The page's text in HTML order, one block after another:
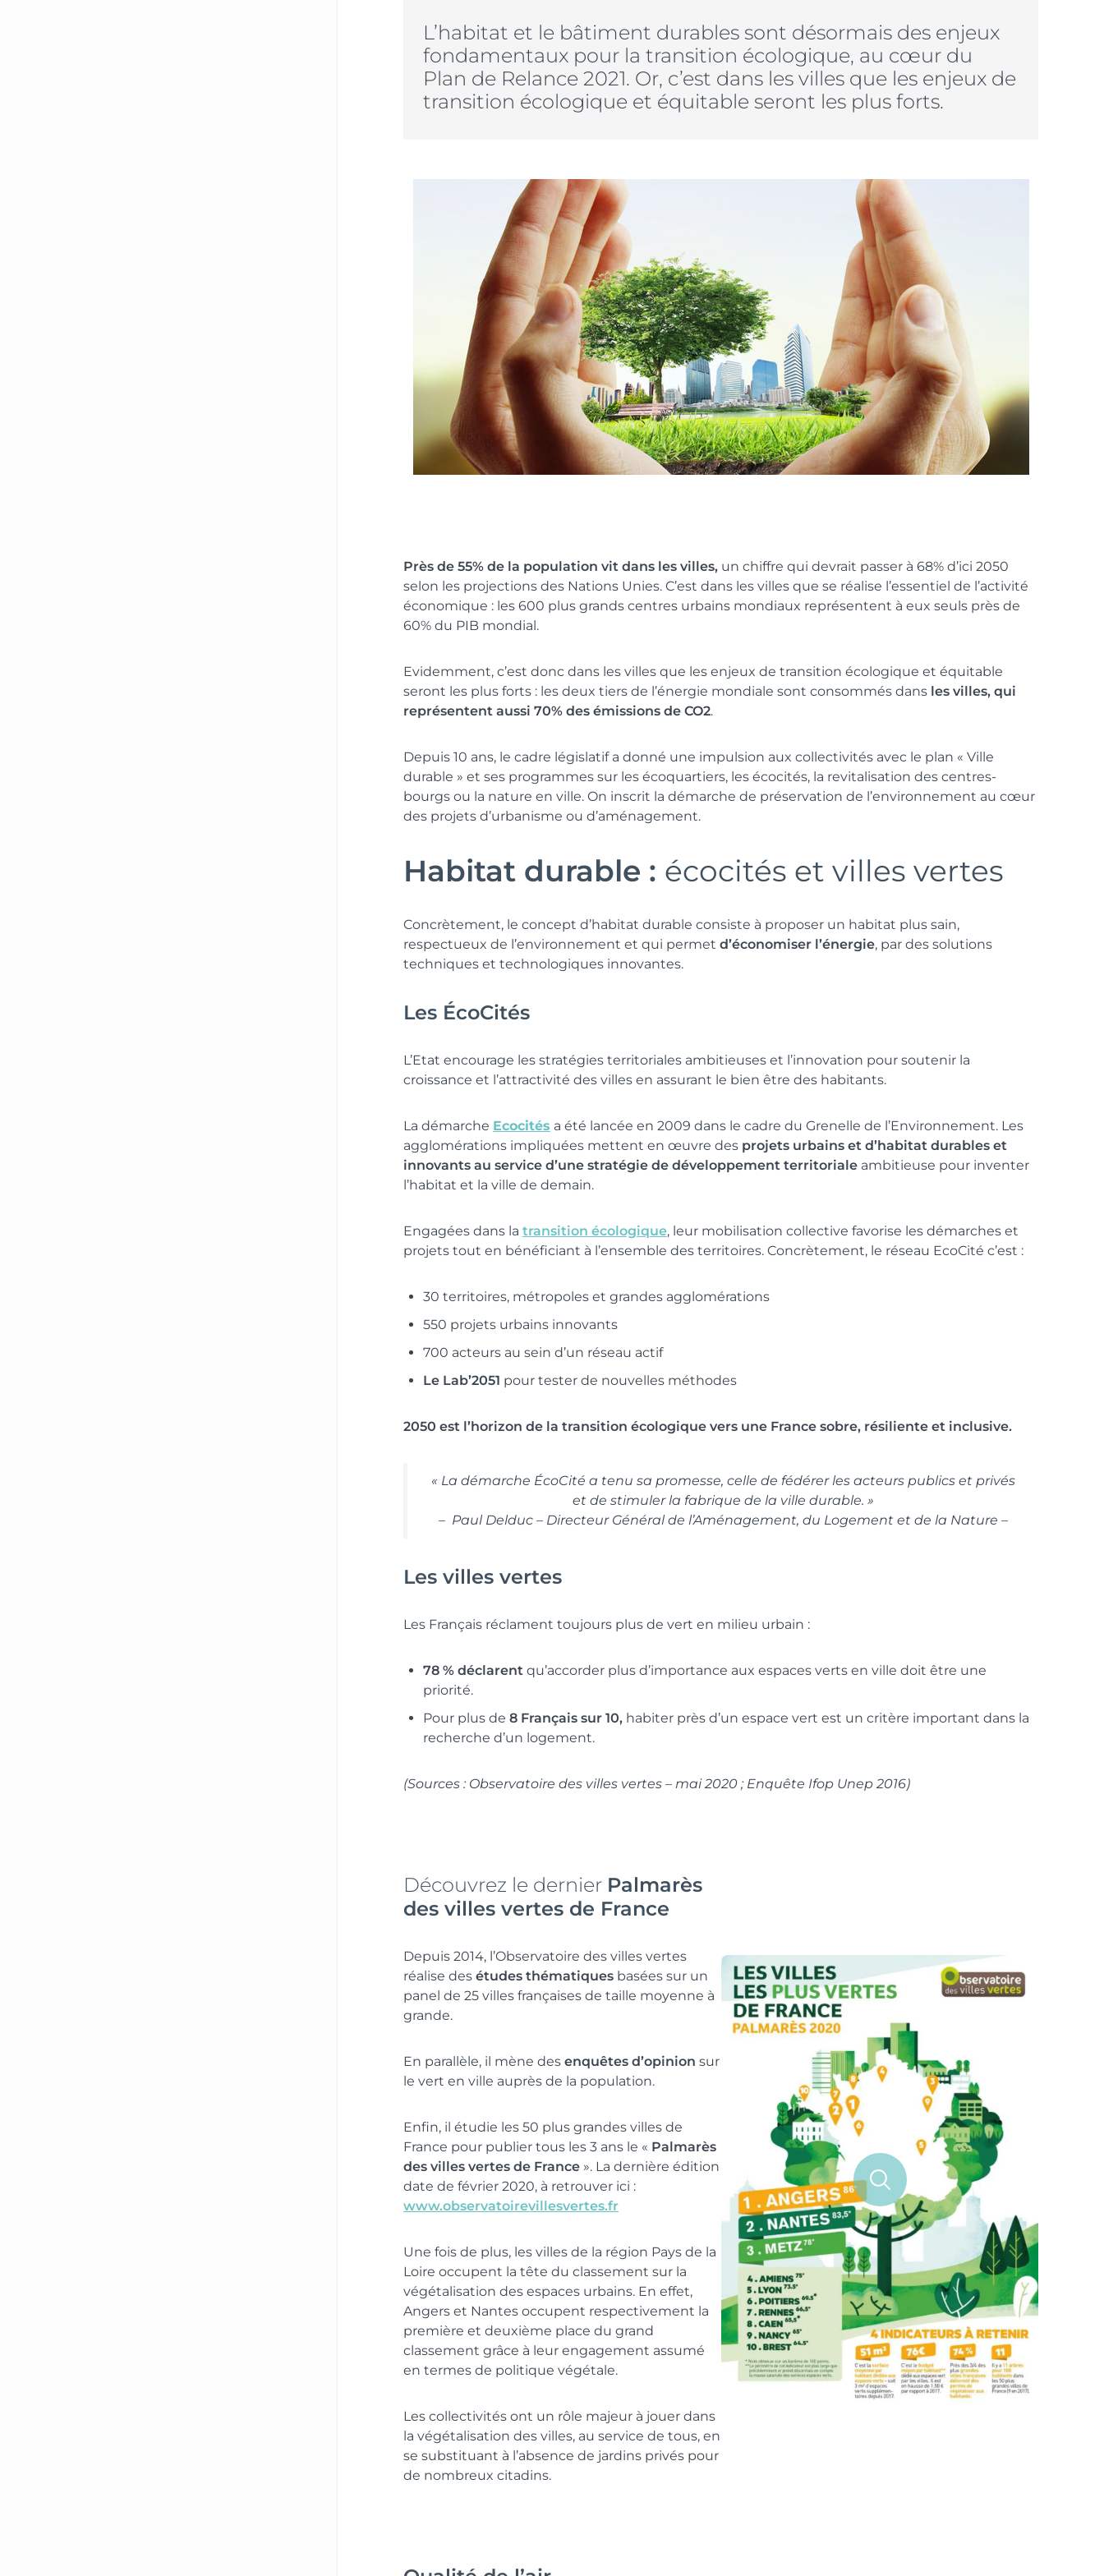
L’habitat et le bâtiment durables sont désormais des enjeux
fondamentaux pour la transition écologique, au cœur du
Plan de Relance 2021. Or, c’est dans les villes que les enjeux de
transition écologique et équitable seront les plus forts.
Près de 55% de la population vit dans les villes, un chiffre qui devrait passer à 68% d’ici 2050
selon les projections des Nations Unies. C’est dans les villes que se réalise l’essentiel de l’activité
économique : les 600 plus grands centres urbains mondiaux représentent à eux seuls près de
60% du PIB mondial.
Evidemment, c’est donc dans les villes que les enjeux de transition écologique et équitable
seront les plus forts : les deux tiers de l’énergie mondiale sont consommés dans les villes, qui
représentent aussi 70% des émissions de CO2.
Depuis 10 ans, le cadre législatif a donné une impulsion aux collectivités avec le plan « Ville
durable » et ses programmes sur les écoquartiers, les écocités, la revitalisation des centres-
bourgs ou la nature en ville. On inscrit la démarche de préservation de l’environnement au cœur
des projets d’urbanisme ou d’aménagement.
Habitat durable : écocités et villes vertes
Concrètement, le concept d’habitat durable consiste à proposer un habitat plus sain,
respectueux de l’environnement et qui permet d’économiser l’énergie, par des solutions
techniques et technologiques innovantes.
Les ÉcoCités
L’Etat encourage les stratégies territoriales ambitieuses et l’innovation pour soutenir la
croissance et l’attractivité des villes en assurant le bien être des habitants.
La démarche Ecocités a été lancée en 2009 dans le cadre du Grenelle de l’Environnement. Les
agglomérations impliquées mettent en œuvre des projets urbains et d’habitat durables et
innovants au service d’une stratégie de développement territoriale ambitieuse pour inventer
l’habitat et la ville de demain.
Engagées dans la transition écologique, leur mobilisation collective favorise les démarches et
projets tout en bénéficiant à l’ensemble des territoires. Concrètement, le réseau EcoCité c’est :
30 territoires, métropoles et grandes agglomérations
550 projets urbains innovants
700 acteurs au sein d’un réseau actif
Le Lab’2051 pour tester de nouvelles méthodes
2050 est l’horizon de la transition écologique vers une France sobre, résiliente et inclusive.
« La démarche ÉcoCité a tenu sa promesse, celle de fédérer les acteurs publics et privés
et de stimuler la fabrique de la ville durable. »
– Paul Delduc – Directeur Général de l’Aménagement, du Logement et de la Nature –
Les villes vertes
Les Français réclament toujours plus de vert en milieu urbain :
78 % déclarent qu’accorder plus d’importance aux espaces verts en ville doit être une
priorité.
Pour plus de 8 Français sur 10, habiter près d’un espace vert est un critère important dans la
recherche d’un logement.
(Sources : Observatoire des villes vertes – mai 2020 ; Enquête Ifop Unep 2016)
Découvrez le dernier Palmarès
des villes vertes de France
Depuis 2014, l’Observatoire des villes vertes
réalise des études thématiques basées sur un
panel de 25 villes françaises de taille moyenne à
grande.
En parallèle, il mène des enquêtes d’opinion sur
le vert en ville auprès de la population.
Enfin, il étudie les 50 plus grandes villes de
France pour publier tous les 3 ans le « Palmarès
des villes vertes de France ». La dernière édition
date de février 2020, à retrouver ici :
www.observatoirevillesvertes.fr
Une fois de plus, les villes de la région Pays de la
Loire occupent la tête du classement sur la
végétalisation des espaces urbains. En effet,
Angers et Nantes occupent respectivement la
première et deuxième place du grand
classement grâce à leur engagement assumé
en termes de politique végétale.
Les collectivités ont un rôle majeur à jouer dans
la végétalisation des villes, au service de tous, en
se substituant à l’absence de jardins privés pour
de nombreux citadins.